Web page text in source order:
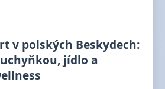
v polských Beskydech:
jídlo a